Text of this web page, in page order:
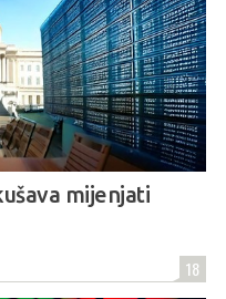
mijenjati
18